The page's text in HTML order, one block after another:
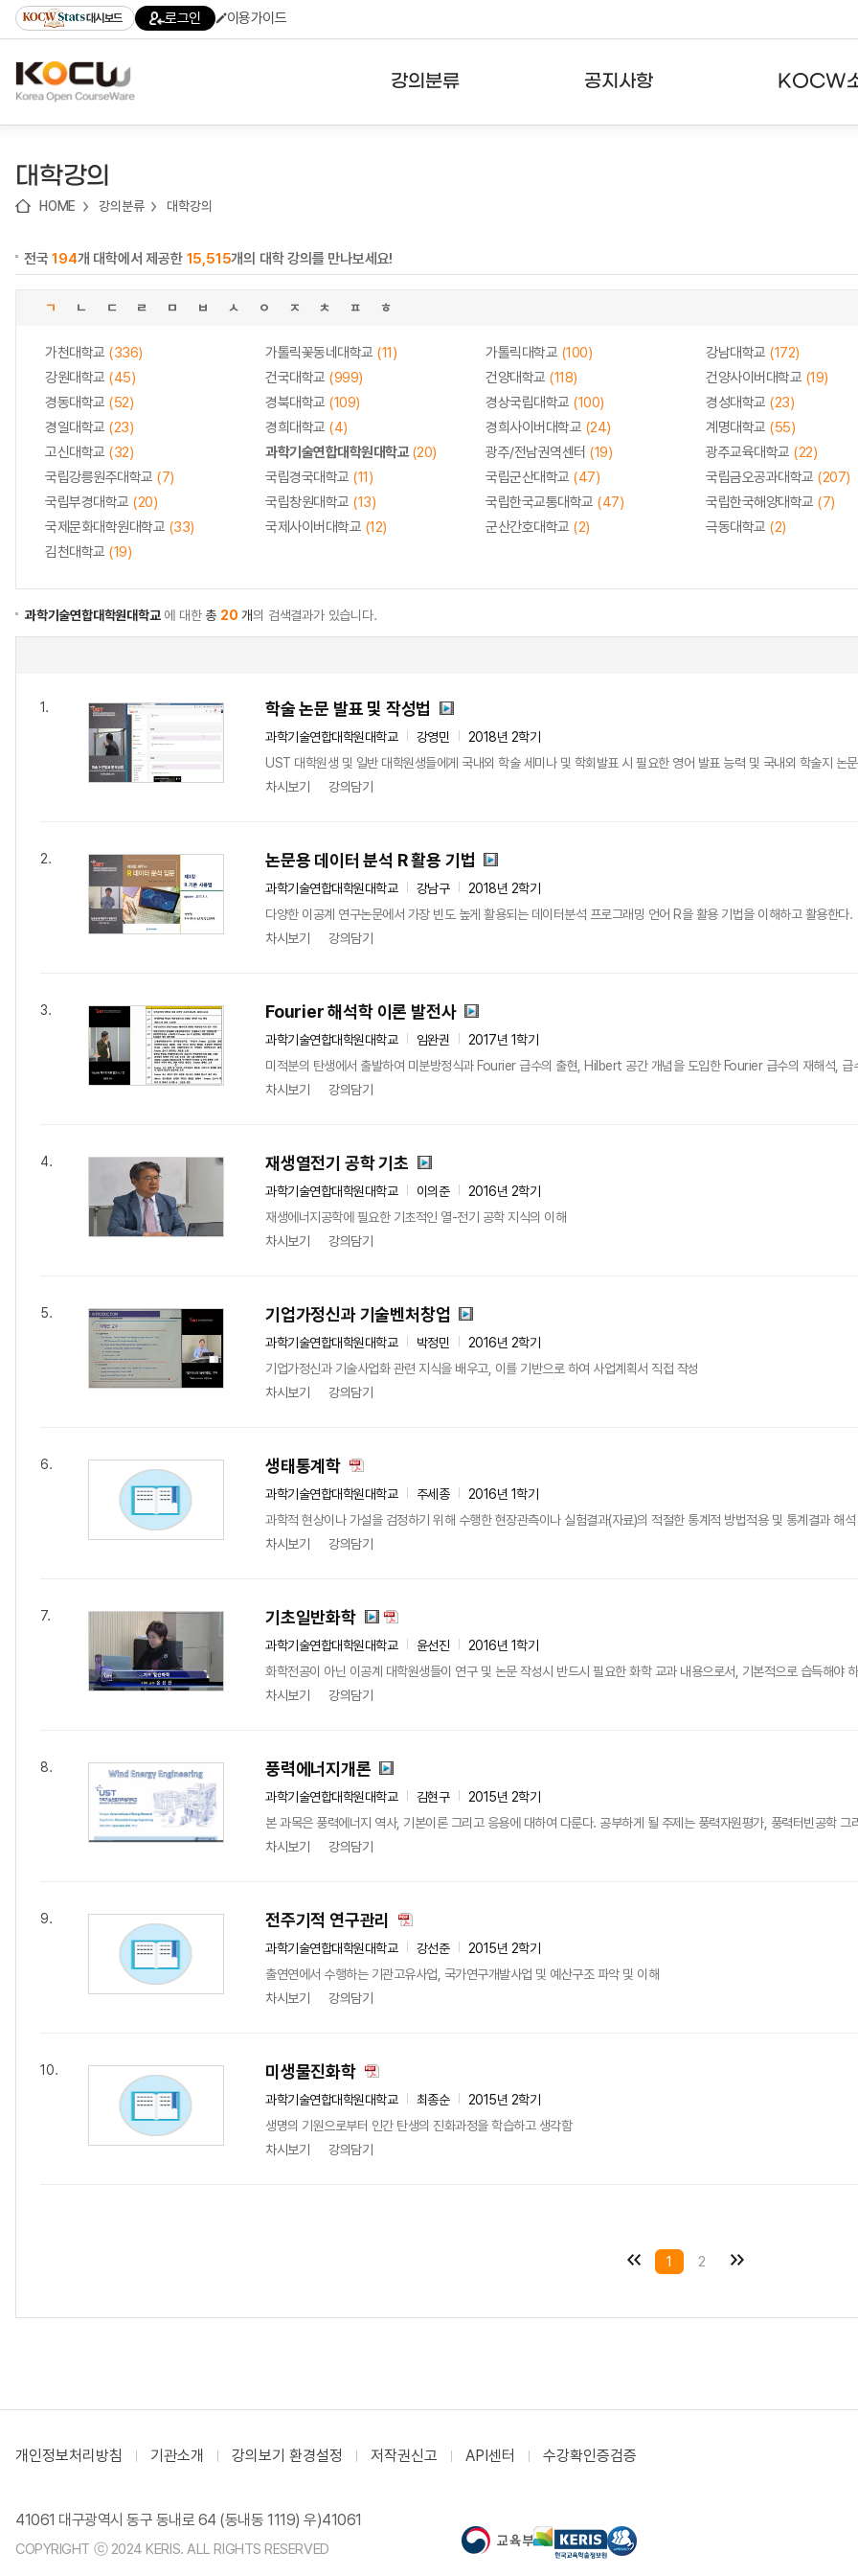
기
기
기
content)
가
대시보드 로그인 이용가이드
강의분류 공지사항 KOCW
대학강의
HOME 강의분류 대학강의
전국194개 대학에서 제공한 15,515개의 대학 강의를 만나보세요!
ㄱ ㄴ ㄷ ㄹ ㅁ ㅂ ㅅ ㅇ ㅈ ㅊ ㅍ ㅎ
가천대학교 (336) 가톨릭꽃동네대학교 (11) 가톨릭대학교 (100) 강남대학교 (172)
강원대학교 (45) 건국대학교 (999) 건양대학교 (118) 건양사이버대학교 (19)
경동대학교 (52) 경북대학교 (109) 경상국립대학교 (100) 경성대학교 (23)
경일대학교 (23) 경희대학교 (4) 경희사이버대학교 (24) 계명대학교 (55)
고신대학교 (32) 과학기술연합대학원대학교(20) 광주/전남권역센터 (19) 광주교육대학교 (22)
국립강릉원주대학교 (7) 국립경국대학교 (11) 국립군산대학교 (47) 국립금오공과대학교 (207)
국립부경대학교 (20) 국립창원대학교 (13) 국립한국교통대학교 (47) 국립한국해양대학교 (7)
국제문화대학원대학교 (33) 국제사이버대학교 (12) 군산간호대학교 (2) 극동대학교 (2)
김천대학교 (19)
과학기술연합대학원대학교에 대한총 20 개의 검색결과가 있습니다.
1. 학술 논문 발표 및 작성법
과학기술연합대학원대학교 강영민
2018년 2학기
UST 대학원생 및 일반 대학원생들에게 국내외 학술 세미나 및 학회발표 시 필요한 영어 발표 능력 및 국내외 학술지 논
차시보기
강의담기
2. 논문용 데이터 분석 R 활용 기법
과학기술연합대학원대학교 강남구
2018년 2학기
다양한 이공계 연구논문에서 가장 빈도 높게 활용되는 데이터분석 프로그래밍 언어 R을 활용 기법을 이해하고 활용한다.
차시보기
강의담기
3. Fourier 해석학 이론 발전사
과학기술연합대학원대학교 임완권
2017년 1학기
미적분의 탄생에서 출발하여 미분방정식과 Fourier 급수의 출현, Hilbert 공간 개념을 도입한 Fourier 급수의 재해석,
차시보기
강의담기
4. 재생열전기 공학 기초
과학기술연합대학원대학교 이의준
2016년 2학기
재생에너지공학에 필요한 기초적인 열-전기 공학 지식의 이해
차시보기
강의담기
5. 기업가정신과 기술벤처창업
과학기술연합대학원대학교 박정민
2016년 2학기
기업가정신과 기술사업화 관련 지식을 배우고, 이를 기반으로 하여 사업계획서 직접 작성
차시보기
강의담기
6. 생태통계학
과학기술연합대학원대학교 주세종
2016년 1학기
과학적 현상이나 가설을 검정하기 위해 수행한 현장관측이나 실험결과(자료)의 적절한 통계적 방법적용 및 통계결과 해
차시보기
강의담기
7. 기초일반화학
과학기술연합대학원대학교 윤선진
2016년 1학기
화학전공이 아닌 이공계 대학원생들이 연구 및 논문 작성시 반드시 필요한 화학 교과 내용으로서, 기본적으로 습득해야
차시보기
강의담기
8. 풍력에너지개론
과학기술연합대학원대학교 김현구
2015년 2학기
본 과목은 풍력에너지 역사, 기본이론 그리고 응용에 대하여 다룬다. 공부하게 될 주제는 풍력자원평가, 풍력터빈공학 그
차시보기
강의담기
9. 전주기적 연구관리
과학기술연합대학원대학교 강선준
2015년 2학기
출연연에서 수행하는 기관고유사업, 국가연구개발사업 및 예산구조 파악 및 이해
차시보기
강의담기
10. 미생물진화학
과학기술연합대학원대학교 최종순
2015년 2학기
생명의 기원으로부터 인간 탄생의 진화과정을 학습하고 생각함
차시보기
강의담기
1 2
개인정보처리방침 기관소개 강의보기 환경설정 저작권신고 API센터 수강확인증검증
41061 대구광역시 동구 동내로 64 (동내동 1119) 우)41061
COPYRIGHT ⓒ 2024 KERIS. ALL RIGHTS RESERVED